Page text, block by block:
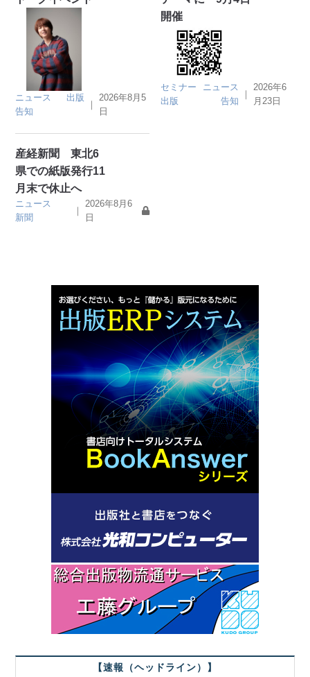
ニュース
出版
告知
｜
2026年8月5
日
開催
セミナー
ニュース
出版
告知
｜
2026年6
月23日
産経新聞 東北6
県での紙版発行11
月末で休止へ
ニュース
新聞
｜
2026年8月6
日
【速報（ヘッドライン）】